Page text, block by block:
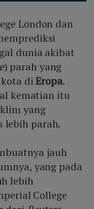
London dan
dunia akibat
) parah yang
kota diEropa.
kematian itu
yang
lebih parah.
jauh
yang pada
lebih
College